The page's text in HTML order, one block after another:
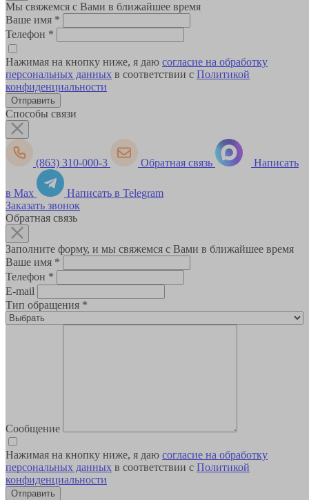
Мы свяжемся с Вами в ближайшее время
Ваше имя *
Телефон *
Нажимая на кнопку ниже, я даю согласие на обработку
персональных данных в соответствии с Политикой
конфиденциальности
Способы связи
(863) 310-000-3 Обратная связь Написать
в Max
Написать в Telegram
Заказать звонок
Обратная связь
Заполните форму, и мы свяжемся с Вами в ближайшее время
Ваше имя *
Телефон *
E-mail
Тип обращения *
Сообщение
Нажимая на кнопку ниже, я даю согласие на обработку
персональных данных в соответствии с Политикой
конфиденциальности